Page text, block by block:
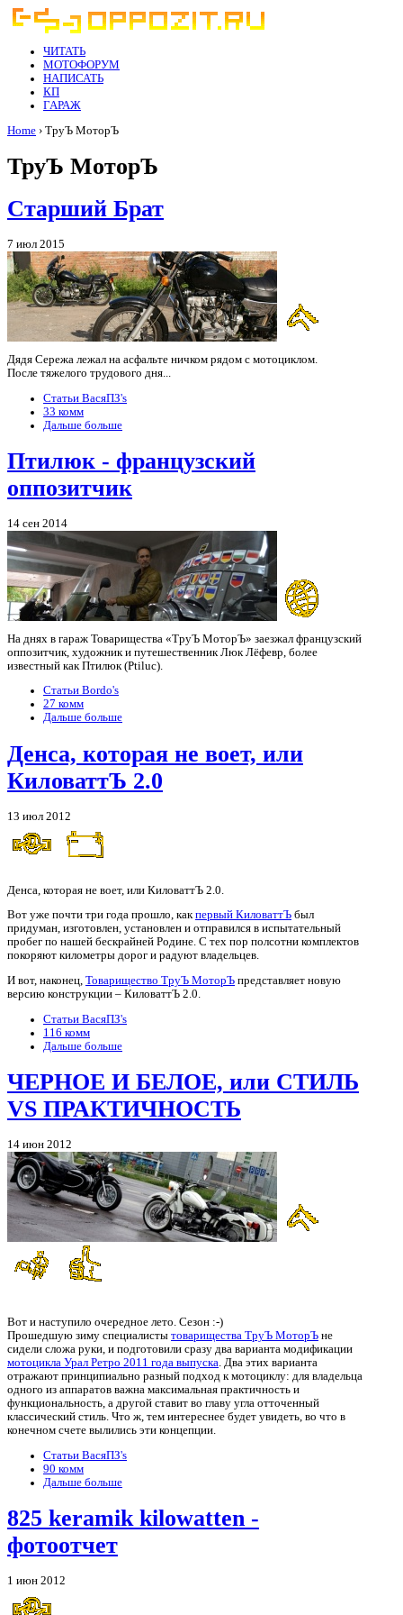
ЧИТАТЬ
МОТОФОРУМ
НАПИСАТЬ
КП
ГАРАЖ
Home › ТруЪ МоторЪ
ТруЪ МоторЪ
Старший Брат
7 июл 2015
Дядя Сережа лежал на асфальте ничком рядом с мотоциклом.
После тяжелого трудового дня...
Статьи ВасяПЗ's
33 комм
Дальше больше
Птилюк - французский
оппозитчик
14 сен 2014
На днях в гараж Товарищества «ТруЪ МоторЪ» заезжал французский
оппозитчик, художник и путешественник Люк Лёфевр, более
известный как Птилюк (Ptiluc).
Статьи Bordo's
27 комм
Дальше больше
Денса, которая не воет, или
КиловаттЪ 2.0
13 июл 2012
Денса, которая не воет, или КиловаттЪ 2.0.
Вот уже почти три года прошло, какпервый КиловаттЪ был
придуман, изготовлен, установлен и отправился в испытательный
пробег по нашей бескрайней Родине. С тех пор полсотни комплектов
покоряют километры дорог и радуют владельцев.
И вот, наконец, Товарищество ТруЪ МоторЪ представляет новую
версию конструкции – КиловаттЪ 2.0.
Статьи ВасяПЗ's
116 комм
Дальше больше
ЧЕРНОЕ И БЕЛОЕ, или СТИЛЬ
VS ПРАКТИЧНОСТЬ
14 июн 2012
Вот и наступило очередное лето. Сезон :-)
Прошедшую зиму специалисты товарищества ТруЪ МоторЪ не
сидели сложа руки, и подготовили сразу два варианта модификации
мотоцикла Урал Ретро 2011 года выпуска. Два этих варианта
отражают принципиально разный подход к мотоциклу: для владельца
одного из аппаратов важна максимальная практичность и
функциональность, а другой ставит во главу угла отточенный
классический стиль. Что ж, тем интереснее будет увидеть, во что в
конечном счете вылились эти концепции.
Статьи ВасяПЗ's
90 комм
Дальше больше
825 keramik kilowatten -
фотоотчет
1 июн 2012